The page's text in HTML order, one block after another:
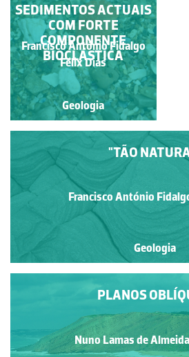
ASPECTOS
PARTICULARES DE
EROSÃO EÓLICA
Francisco António Fidalgo
Félix Dias
Geologia
"TÃO
Francisco António
Geologia
PLANOS
Nuno Lamas de
SEDIMENTOS ACTUAIS
COM FORTE
COMPONENTE
BIOCLÁSTICA
Francisco António Fidalgo
Félix Dias
Geologia